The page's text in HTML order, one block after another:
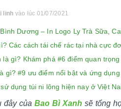
linh vào lúc 01/07/2021
Dương – In Logo Ly Trà Sữa,
Các cách tái chế rác tại nhà cực
gì? Khám phá #6 điểm quan
gì? #9 ưu điểm nổi bật và ứng
dụng túi ni lông hiện nay ở Việt
đây của Bao Bì Xanh sẽ tổng